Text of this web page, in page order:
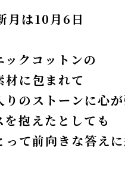
月は10月6日
ックコットンの
材に包まれて
りのストーンに心
を抱えたとしても
って前向きな答え